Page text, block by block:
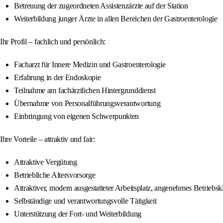
Betreuung der zugeordneten Assistenzärzte auf der Station
Weiterbildung junger Ärzte in allen Bereichen der Gastroenterologie
Ihr Profil – fachlich und persönlich:
Facharzt für Innere Medizin und Gastroenterologie
Erfahrung in der Endoskopie
Teilnahme am fachärztlichen Hintergrunddienst
Übernahme von Personalführungsverantwortung
Einbringung von eigenen Schwerpunkten
Ihre Vorteile – attraktiv und fair:
Attraktive Vergütung
Betriebliche Altersvorsorge
Attraktiver, modern ausgestatteter Arbeitsplatz, angenehmes
Selbständige und verantwortungsvolle Tätigkeit
Unterstützung der Fort- und Weiterbildung